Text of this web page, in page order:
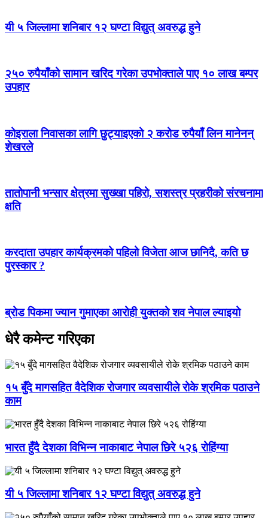
यी ५ जिल्लामा शनिबार १२ घण्टा विद्युत् अवरुद्ध हुने
२५० रुपैयाँको सामान खरिद गरेका उपभोक्ताले पाए १० लाख बम्पर
उपहार
कोइराला निवासका लागि छुट्याइएको २ करोड रुपैयाँ लिन मानेनन्
शेखरले
तातोपानी भन्सार क्षेत्रमा सुख्खा पहिरो, सशस्त्र प्रहरीको संरचनामा
क्षति
करदाता उपहार कार्यक्रमको पहिलो विजेता आज छानिदै, कति छ
पुरस्कार ?
ब्रोड पिकमा ज्यान गुमाएका आरोही युक्तको शव नेपाल ल्याइयो
धेरै कमेन्ट गरिएका
१५ बुँदे मागसहित वैदेशिक रोजगार व्यवसायीले रोके श्रमिक पठाउने
काम
भारत हुँदै देशका विभिन्न नाकाबाट नेपाल छिरे ५२६ रोहिंग्या
यी ५ जिल्लामा शनिबार १२ घण्टा विद्युत् अवरुद्ध हुने